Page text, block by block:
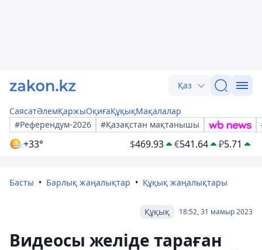
Қаз
СаясатӘлемҚаржыОқиғаҚұқықМақалалар
#Референдум-2026
#Қазақстан мақтанышы
+33° $469.93 €541.64 ₽5.71
Басты Барлық жаңалықтар Құқық жаңалықтары
18:52, 31 мамыр 2023
Құқық
Видеосы желіде тараған